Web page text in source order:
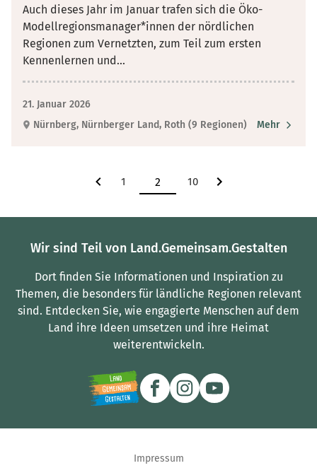
Auch dieses Jahr im Januar trafen sich die Öko-
Modellregionsmanager*innen der nördlichen
Regionen zum Vernetzten, zum Teil zum ersten
Kennenlernen und...
21. Januar 2026
Nürnberg, Nürnberger Land, Roth (9 Regionen)
Mehr
1 10
Wir sind Teil von Land.Gemeinsam.Gestalten
Dort finden Sie Informationen und Inspiration zu
Themen, die besonders für ländliche Regionen relevant
sind. Entdecken Sie, wie engagierte Menschen auf dem
Land ihre Ideen umsetzen und ihre Heimat
weiterentwickeln.
Impressum